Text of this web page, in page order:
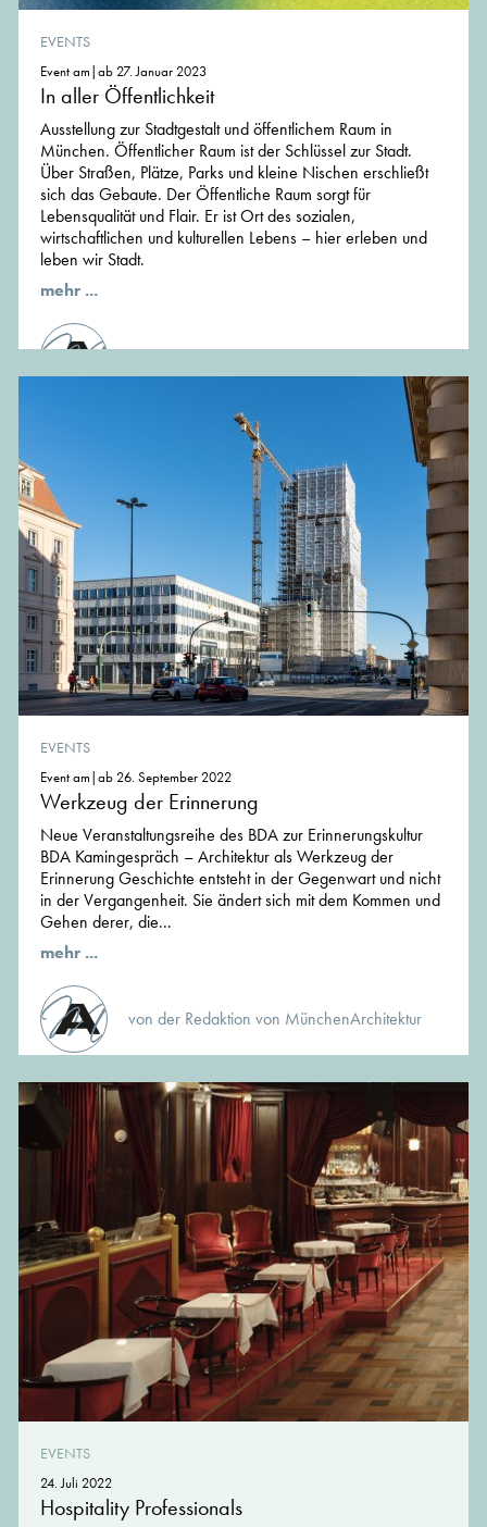
EVENTS
Event am|ab 27. Januar 2023
In aller Öffentlichkeit
Ausstellung zur Stadtgestalt und öffentlichem Raum in
München. Öffentlicher Raum ist der Schlüssel zur Stadt.
Über Straßen, Plätze, Parks und kleine Nischen erschließt
sich das Gebaute. Der Öffentliche Raum sorgt für
Lebensqualität und Flair. Er ist Ort des sozialen,
wirtschaftlichen und kulturellen Lebens – hier erleben und
leben wir Stadt.
mehr ...
von der Redaktion von MünchenArchitektur
EVENTS
Event am|ab 26. September 2022
Werkzeug der Erinnerung
Neue Veranstaltungsreihe des BDA zur Erinnerungskultur
BDA Kamingespräch – Architektur als Werkzeug der
Erinnerung Geschichte entsteht in der Gegenwart und nicht
in der Vergangenheit. Sie ändert sich mit dem Kommen und
Gehen derer, die...
mehr ...
von der Redaktion von MünchenArchitektur
EVENTS
24. Juli 2022
Hospitality Professionals